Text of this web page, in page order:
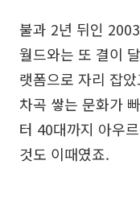
불과 2년 뒤인
월드와는 또 결이
랫폼으로 자리 잡
차곡 쌓는 문화가
터 40대까지 아우
것도 이때였죠.